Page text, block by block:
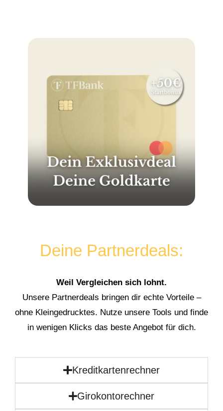
Deine Partnerdeals:
Weil Vergleichen sich lohnt.
Unsere Partnerdeals bringen dir echte Vorteile –
ohne Kleingedrucktes. Nutze unsere Tools und finde
in wenigen Klicks das beste Angebot für dich.
Kreditkartenrechner
Girokontorechner